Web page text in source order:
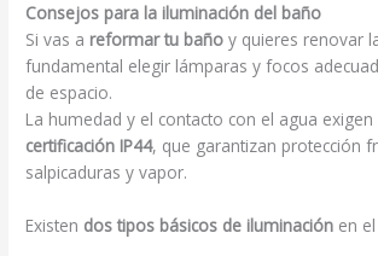
Consejos para la iluminación del baño
Si vas a reformar tu baño y quieres renovar
fundamental elegir lámparas y focos
de espacio.
La humedad y el contacto con el agua
certificación IP44, que garantizan protección
salpicaduras y vapor.
Existen dos tipos básicos de iluminación en